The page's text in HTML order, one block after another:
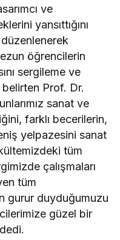
ve
yansıttığını
düzenlenerek
öğrencilerin
sergileme ve
belirten Prof. Dr.
sanat ve
farklı becerilerin,
yelpazesini sanat
tüm
çalışmaları
tüm
gurur duyduğumuzu
güzel bir